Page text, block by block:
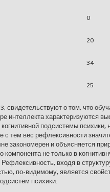
0
20
34
25
свидетельствуют о том, что
интеллекта характеризуются
когнитивной подсистемы
с тем вес рефлексивности
зако­номерен и объясняется
компонента не только в
входя в
по-видимому, является
психики.